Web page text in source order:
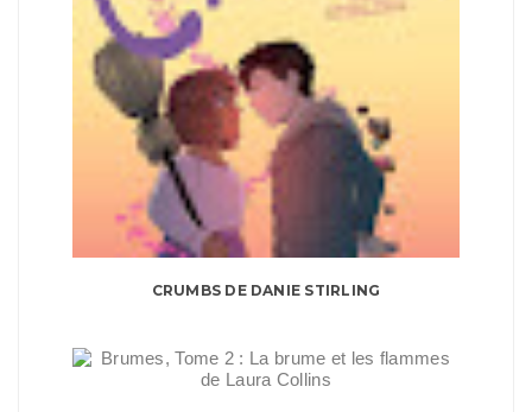
CRUMBS DE DANIE STIRLING